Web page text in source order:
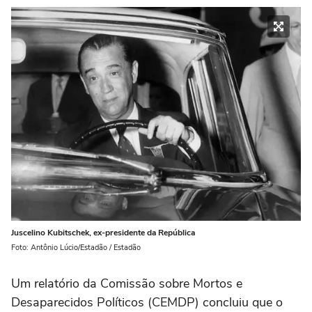
Juscelino Kubitschek, ex-presidente da República
Foto: Antônio Lúcio/Estadão / Estadão
Um relatório da Comissão sobre Mortos e
Desaparecidos Políticos (CEMDP) concluiu que o